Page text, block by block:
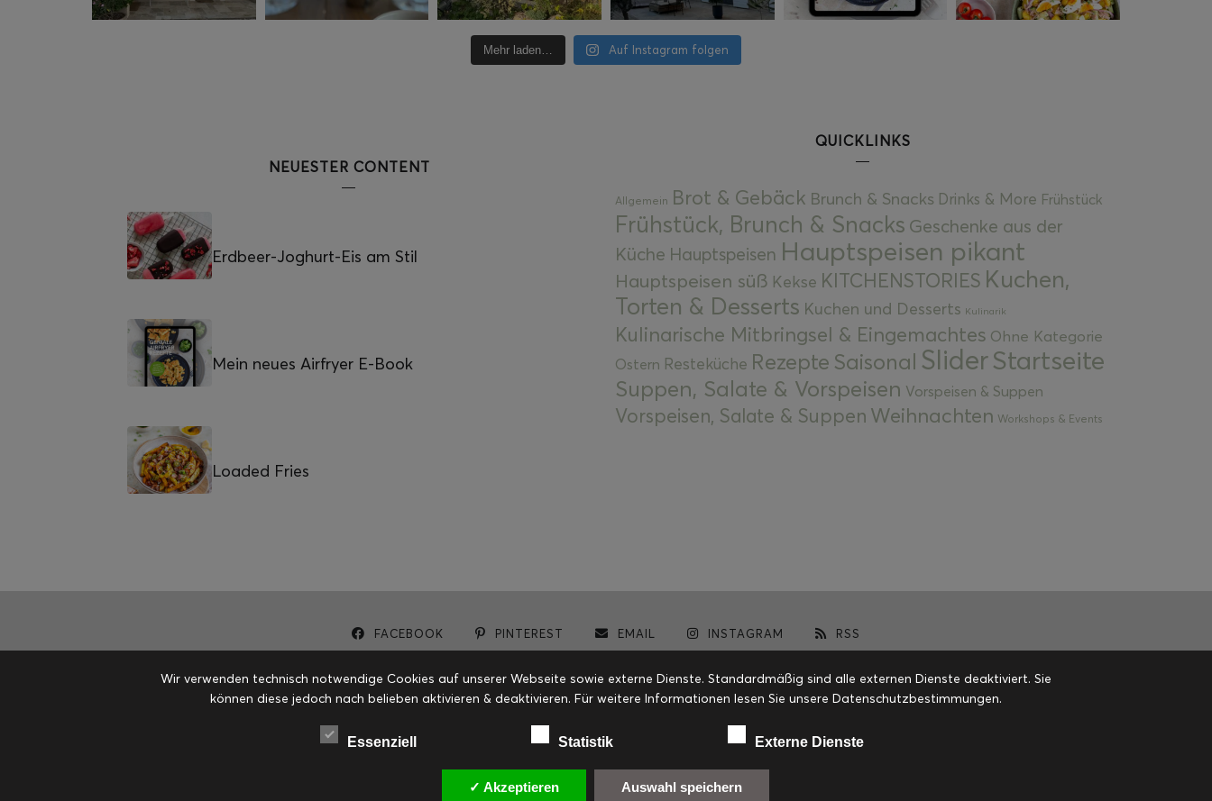
Mehr laden… Auf Instagram folgen
NEUESTER CONTENT
Erdbeer-Joghurt-Eis am Stil
Mein neues Airfryer E-Book
Loaded Fries
QUICKLINKS
Allgemein Brot & Gebäck Brunch & Snacks Drinks & More Frühstück
Frühstück, Brunch & Snacks Geschenke aus der
Küche Hauptspeisen Hauptspeisen pikant
Hauptspeisen süß Kekse KITCHENSTORIES Kuchen,
Torten & Desserts Kuchen und Desserts Kulinarik
Kulinarische Mitbringsel & Eingemachtes Ohne Kategorie
Ostern Resteküche Rezepte Saisonal SliderStartseite
Suppen, Salate & Vorspeisen Vorspeisen & Suppen
Vorspeisen, Salate & Suppen Weihnachten Workshops & Events
FACEBOOK PINTEREST EMAIL INSTAGRAM RSS
Wir verwenden technisch notwendige Cookies auf unserer Webseite sowie externe Dienste. Standardmäßig sind alle externen Dienste deaktiviert. Sie
können diese jedoch nach belieben aktivieren & deaktivieren. Für weitere Informationen lesen Sie unsere Datenschutzbestimmungen.
Essenziell Statistik Externe Dienste
✓ Akzeptieren Auswahl speichern